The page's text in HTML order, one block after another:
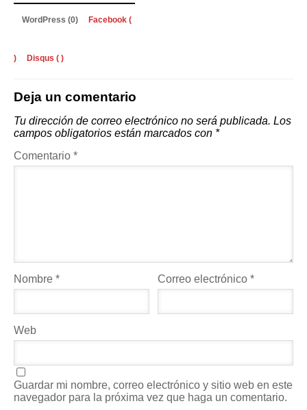
WordPress (0) Facebook (
) Disqus ( )
Deja un comentario
Tu dirección de correo electrónico no será publicada. Los
campos obligatorios están marcados con *
Comentario *
Nombre * Correo electrónico*
Web
Guardar mi nombre, correo electrónico y sitio web en este
navegador para la próxima vez que haga un comentario.